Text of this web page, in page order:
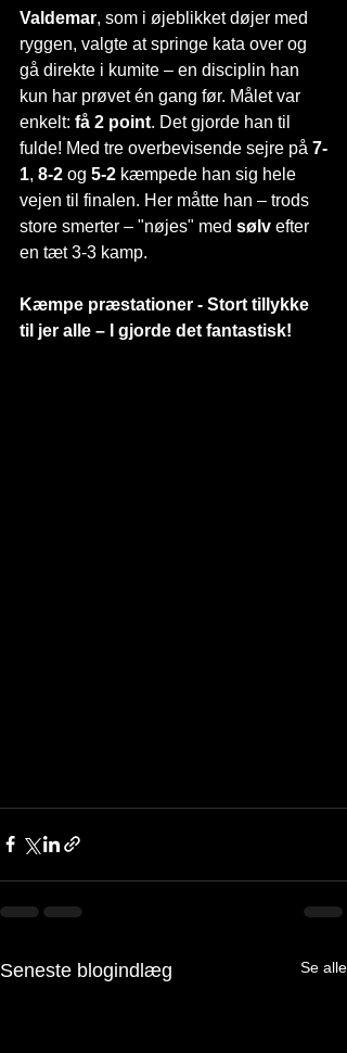
Valdemar, som i øjeblikket døjer med
ryggen, valgte at springe kata over og
gå direkte i kumite – en disciplin han
kun har prøvet én gang før. Målet var
enkelt: få 2 point. Det gjorde han til
fulde! Med tre overbevisende sejre på 7-
1, 8-2 og 5-2 kæmpede han sig hele
vejen til finalen. Her måtte han – trods
store smerter – "nøjes" med sølv efter
en tæt 3-3 kamp.
Kæmpe præstationer - Stort tillykke
til jer alle – I gjorde det fantastisk!
Seneste blogindlæg Se alle